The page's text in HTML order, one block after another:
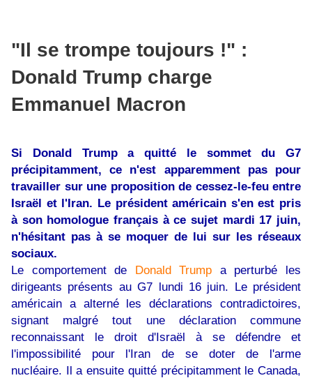
"Il se trompe toujours !" :
Donald Trump charge
Emmanuel Macron
Si Donald Trump a quitté le sommet du G7
précipitamment, ce n'est apparemment pas pour
travailler sur une proposition de cessez-le-feu entre
Israël et l'Iran. Le président américain s'en est pris
à son homologue français à ce sujet mardi 17 juin,
n'hésitant pas à se moquer de lui sur les réseaux
sociaux.
Le comportement de Donald Trump a perturbé les
dirigeants présents au G7 lundi 16 juin. Le président
américain a alterné les déclarations contradictoires,
signant malgré tout une déclaration commune
reconnaissant le droit d'Israël à se défendre et
l'impossibilité pour l'Iran de se doter de l'arme
nucléaire. Il a ensuite quitté précipitamment le Canada,